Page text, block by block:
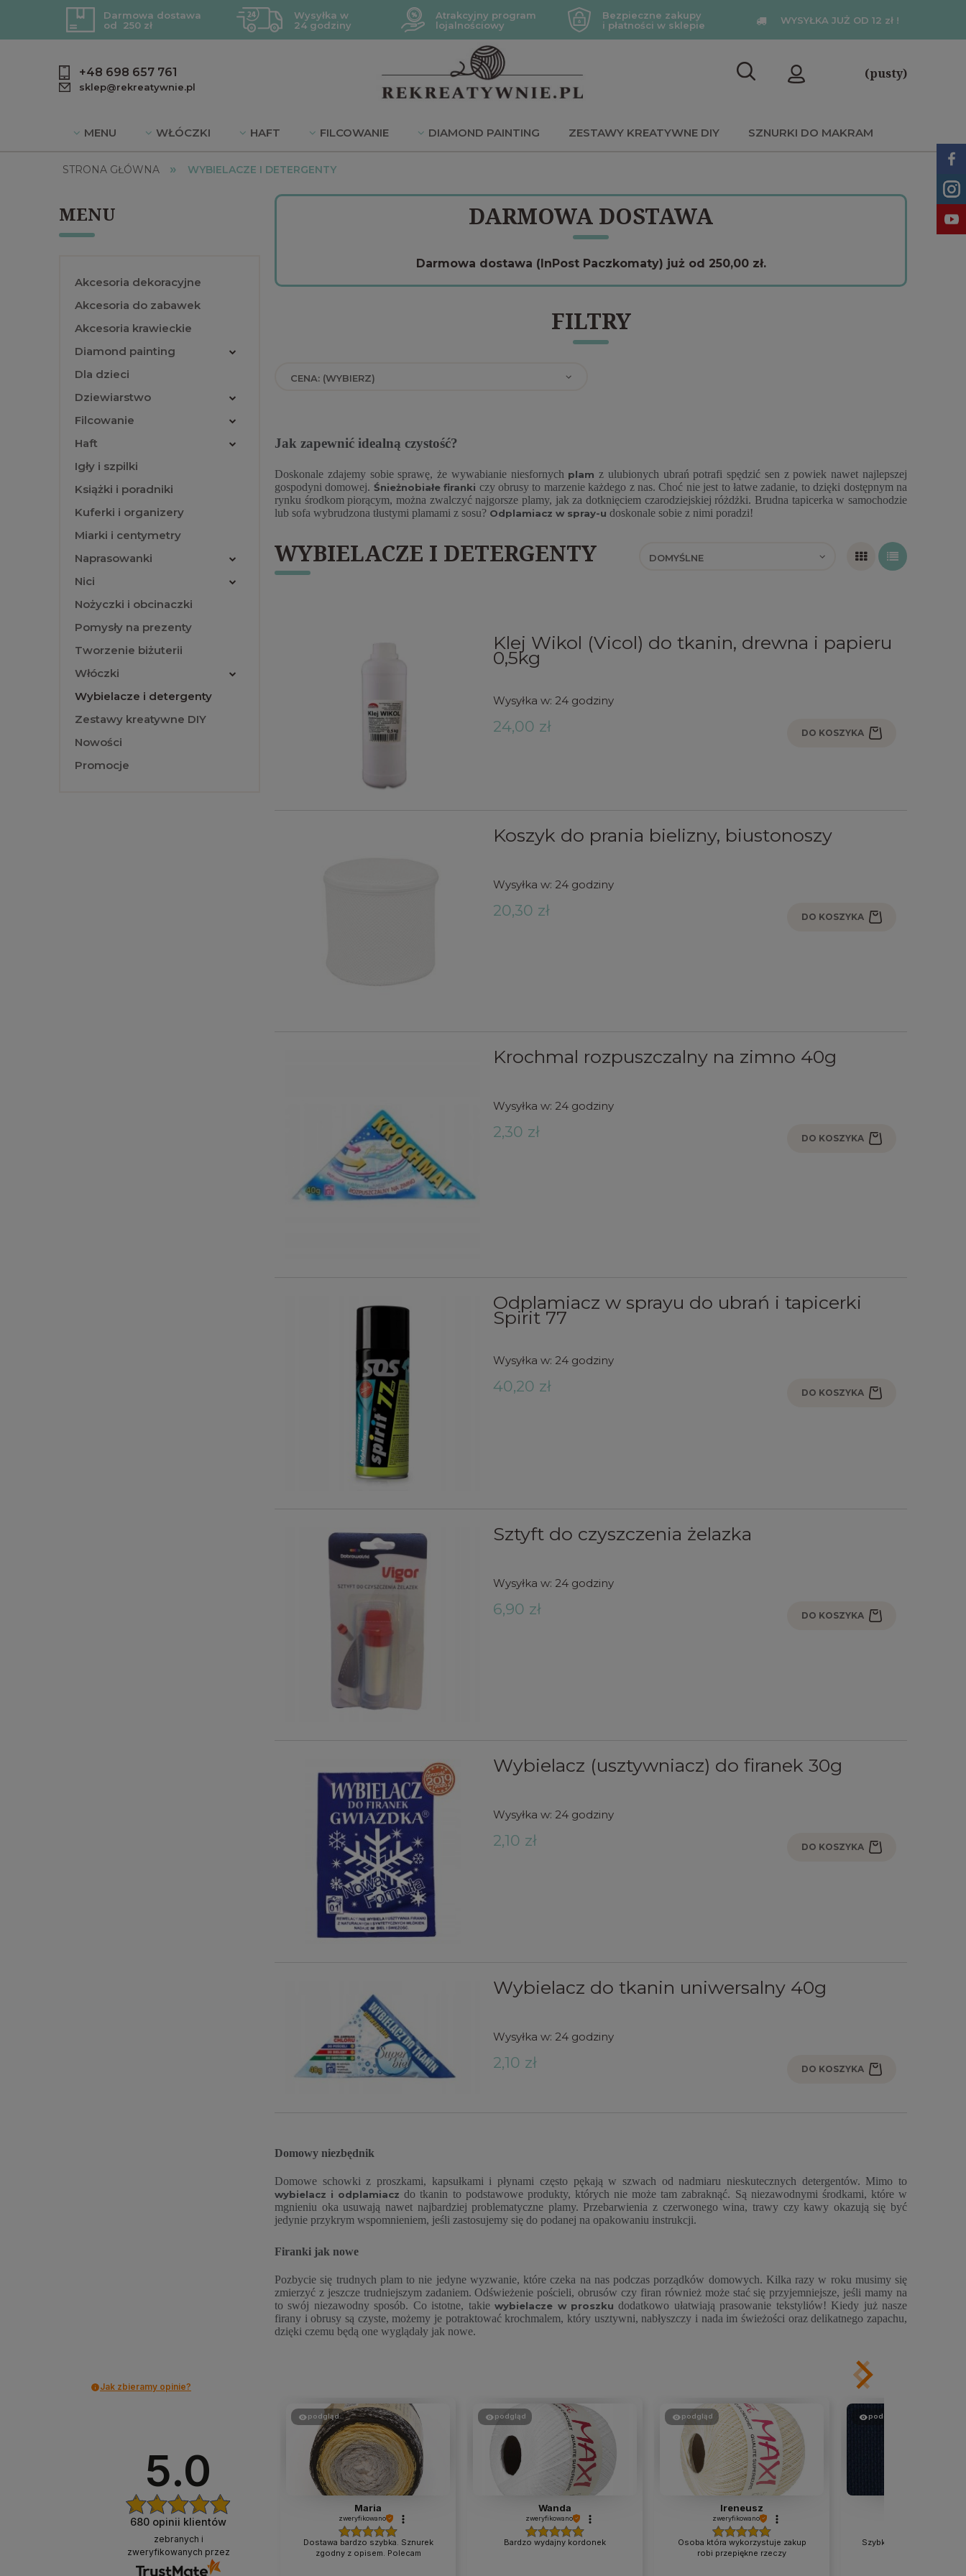
Darmowa dostawa
od 250 zł
Wysyłka w
24 godziny
Atrakcyjny program
lojalnościowy
Bezpieczne zakupy
i płatności w sklepie
WYSYŁKA JUŻ OD 12 zł !
+48 698 657 761
sklep@rekreatywnie.pl
(pusty)
MENU WŁÓCZKI HAFT FILCOWANIE DIAMOND PAINTING ZESTAWY KREATYWNE DIY SZNURKI DO MAKRAM
BLOG DZIEWIARSTWO PROMOCJE
STRONA GŁÓWNA » WYBIELACZE I DETERGENTY
MENU
Akcesoria dekoracyjne
Akcesoria do zabawek
Akcesoria krawieckie
Diamond painting
Dla dzieci
Dziewiarstwo
Filcowanie
Haft
Igły i szpilki
Książki i poradniki
Kuferki i organizery
Miarki i centymetry
Naprasowanki
Nici
Nożyczki i obcinaczki
Pomysły na prezenty
Tworzenie biżuterii
Włóczki
Wybielacze i detergenty
Zestawy kreatywne DIY
Nowości
Promocje
DARMOWA DOSTAWA
Darmowa dostawa (InPost Paczkomaty) już od 250,00 zł.
FILTRY
CENA: (WYBIERZ)
Jak zapewnić idealną czystość?
Doskonale zdajemy sobie sprawę, że wywabianie niesfornych plam z ulubionych ubrań potrafi spędzić sen z powiek nawet najlepszej
gospodyni domowej. Śnieżnobiałe firanki czy obrusy to marzenie każdego z nas. Choć nie jest to łatwe zadanie, to dzięki dostępnym na
rynku środkom piorącym, można zwalczyć najgorsze plamy, jak za dotknięciem czarodziejskiej różdżki. Brudna tapicerka w samochodzie
lub sofa wybrudzona tłustymi plamami z sosu? Odplamiacz w spray-u doskonale sobie z nimi poradzi!
WYBIELACZE I DETERGENTY
Klej Wikol (Vicol) do tkanin, drewna i papieru
0,5kg
Wysyłka w: 24 godziny
24,00 zł DO KOSZYKA
Koszyk do prania bielizny, biustonoszy
Wysyłka w: 24 godziny
20,30 zł DO KOSZYKA
Krochmal rozpuszczalny na zimno 40g
Wysyłka w: 24 godziny
2,30 zł DO KOSZYKA
Odplamiacz w sprayu do ubrań i tapicerki
Spirit 77
Wysyłka w: 24 godziny
40,20 zł DO KOSZYKA
Sztyft do czyszczenia żelazka
Wysyłka w: 24 godziny
6,90 zł DO KOSZYKA
Wybielacz (usztywniacz) do firanek 30g
Wysyłka w: 24 godziny
2,10 zł DO KOSZYKA
Wybielacz do tkanin uniwersalny 40g
Wysyłka w: 24 godziny
2,10 zł DO KOSZYKA
Domowy niezbędnik
Domowe schowki z proszkami, kapsułkami i płynami często pękają w szwach od nadmiaru nieskutecznych detergentów. Mimo to
wybielacz i odplamiacz do tkanin to podstawowe produkty, których nie może tam zabraknąć. Są niezawodnymi środkami, które w
mgnieniu oka usuwają nawet najbardziej problematyczne plamy. Przebarwienia z czerwonego wina, trawy czy kawy okazują się być
jedynie przykrym wspomnieniem, jeśli zastosujemy się do podanej na opakowaniu instrukcji.
Firanki jak nowe
Pozbycie się trudnych plam to nie jedyne wyzwanie, które czeka na nas podczas porządków domowych. Kilka razy w roku musimy się
zmierzyć z jeszcze trudniejszym zadaniem. Odświeżenie pościeli, obrusów czy firan również może stać się przyjemniejsze, jeśli mamy na
to swój niezawodny sposób. Co istotne, takiewybielacze w proszku dodatkowo ułatwiają prasowanie tekstyliów! Kiedy już nasze
firany i obrusy są czyste, możemy je potraktować krochmalem, który usztywni, nabłyszczy i nada im świeżości oraz delikatnego zapachu,
dzięki czemu będą one wyglądały jak nowe.
Jak zbieramy opinie?
5.0
680 opinii klientów
zebranych i
zweryfikowanych przez
podgląd
Maria
zweryfikowano
Dostawa bardzo szybka. Sznurek
zgodny z opisem. Polecam
podgląd
Wanda
zweryfikowano
Bardzo wydajny kordonek
podgląd
Ireneusz
zweryfikowano
Osoba która wykorzystuje zakup
robi przepiękne rzeczy
podgląd
Szybko wysłany produkt